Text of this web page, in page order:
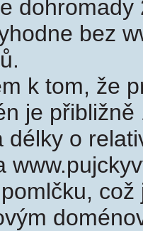
bez
k tom, že
je
délky o